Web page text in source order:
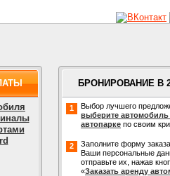
БРОНИРОВАНИЕ В
1
Выбор лучшего
выберите
автопарке по своим
2
Заполните форму
Ваши персональные
отправьте их, нажав
«Заказать аренду